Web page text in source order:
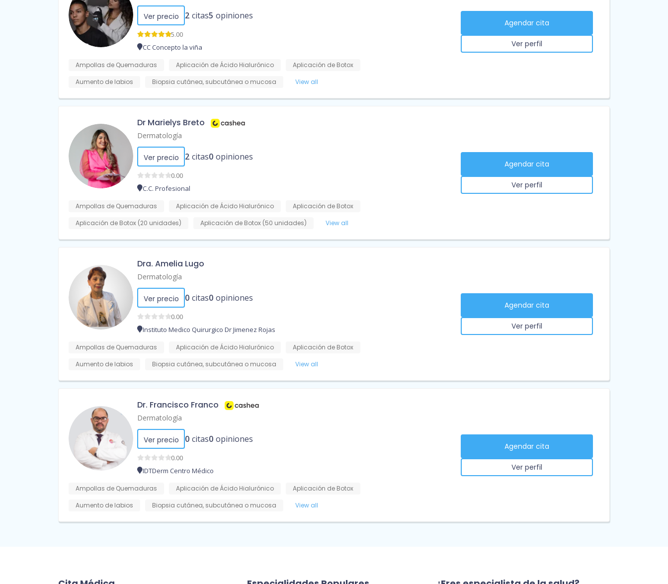
Ver precio 2 citas5 opiniones
5.00
CC Concepto la viña
Ampollas de Quemaduras Aplicación de Ácido Hialurónico
Aplicación de Botox
Aumento de labios
Biopsia cutánea, subcutánea o mucosa View all
Agendar cita
Ver perfil
Dr Marielys Breto
Dermatología
Ver precio 2 citas0 opiniones
0.00
C.C. Profesional
Ampollas de Quemaduras Aplicación de Ácido Hialurónico
Aplicación de Botox
Aplicación de Botox (20 unidades)
Aplicación de Botox (50 unidades) View all
Agendar cita
Ver perfil
Dra. Amelia Lugo
Dermatología
Ver precio 0 citas0 opiniones
0.00
Instituto Medico Quirurgico Dr Jimenez Rojas
Ampollas de Quemaduras Aplicación de Ácido Hialurónico
Aplicación de Botox
Aumento de labios
Biopsia cutánea, subcutánea o mucosa View all
Agendar cita
Ver perfil
Dr. Francisco Franco
Dermatología
Ver precio 0 citas0 opiniones
0.00
IDTDerm Centro Médico
Ampollas de Quemaduras Aplicación de Ácido Hialurónico
Aplicación de Botox
Aumento de labios
Biopsia cutánea, subcutánea o mucosa View all
Agendar cita
Ver perfil